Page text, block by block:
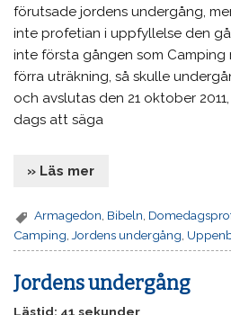
förutsade jordens undergång,
inte profetian i uppfyllelse den
inte första gången som Camping
förra uträkning, så skulle
och avslutas den 21 oktober
dags att säga
» Läs mer
Armagedon Bibeln
Camping
Jordens undergång
Jordens undergång
Lästid: 41 sekunder